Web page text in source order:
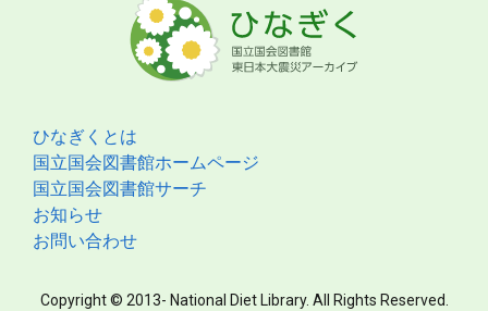
ひなぎくとは
国立国会図書館ホームページ
国立国会図書館サーチ
お知らせ
お問い合わせ
Copyright © 2013- National Diet Library. All Rights Reserved.